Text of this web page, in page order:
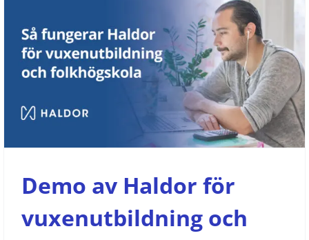
Demo av Haldor för vuxenutbildning
och folkhögskola
Vuxenutbildning
Demo av Haldor för
vuxenutbildning och